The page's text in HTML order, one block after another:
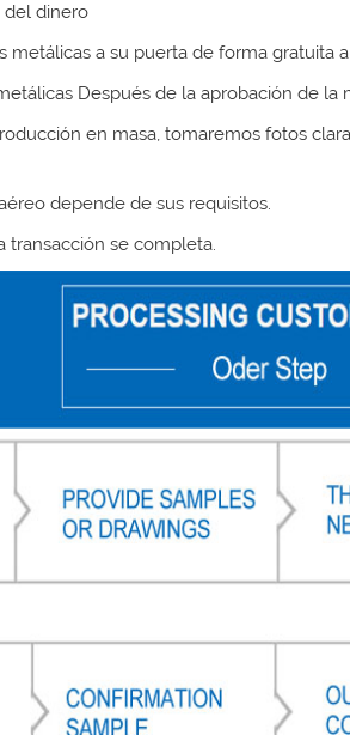
del dinero
metálicas a su puerta de forma gratuita
Después de la aprobación de la
en masa, tomaremos fotos
depende de sus requisitos.
transacción se completa.